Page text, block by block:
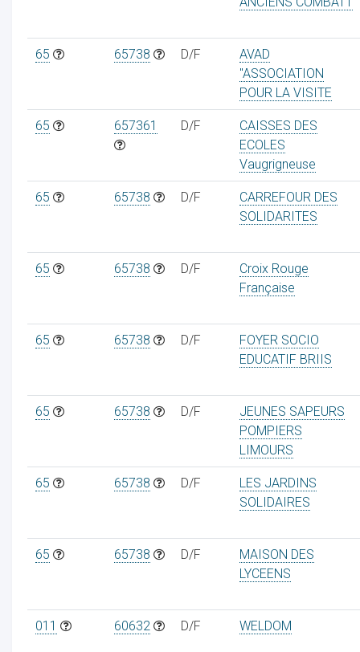
65 65738 D/F
AVAD
"ASSOCIATION
POUR LA VISITE
65 657361 D/F
CAISSES DES
ECOLES
Vaugrigneuse
65 65738 D/F
CARREFOUR DES
SOLIDARITES
65 65738 D/F
Croix Rouge
Française
65 65738 D/F
FOYER SOCIO
EDUCATIF BRIIS
65 65738 D/F
JEUNES SAPEURS
POMPIERS
LIMOURS
65 65738 D/F
LES JARDINS
SOLIDAIRES
65 65738 D/F
MAISON DES
LYCEENS
011 60632 D/F WELDOM